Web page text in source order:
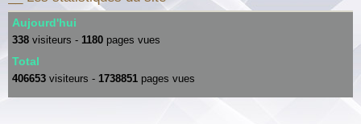
Aujourd'hui
338 visiteurs - 1180 pages vues
Total
406653 visiteurs - 1738851 pages vues